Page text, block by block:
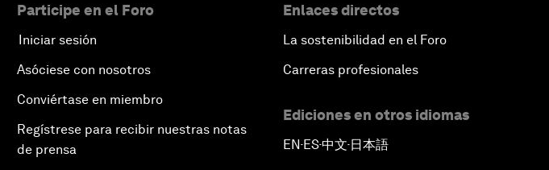
Participe en el Foro
Iniciar sesión
Asóciese con nosotros
Conviértase en miembro
Regístrese para recibir nuestras notas
de prensa
Enlaces directos
La sostenibilidad en el Foro
Carreras profesionales
Ediciones en otros idiomas
EN▪ES▪中文▪ 日本語